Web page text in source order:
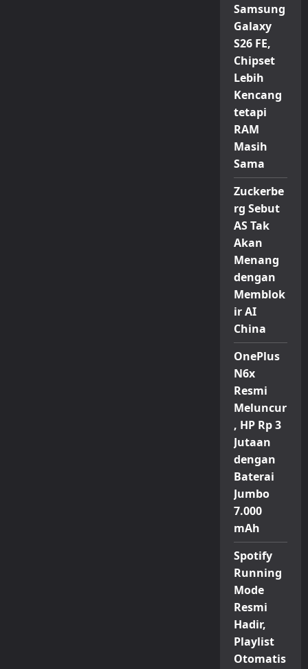
Samsung
Galaxy
S26 FE,
Chipset
Lebih
Kencang
tetapi
RAM
Masih
Sama
Zuckerbe
rg Sebut
AS Tak
Akan
Menang
dengan
Memblok
ir AI
China
OnePlus
N6x
Resmi
Meluncur
, HP Rp 3
Jutaan
dengan
Baterai
Jumbo
7.000
mAh
Spotify
Running
Mode
Resmi
Hadir,
Playlist
Otomatis